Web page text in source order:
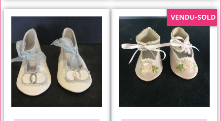
VENDU-SOLD